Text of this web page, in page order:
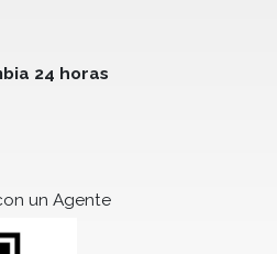
24 horas
un Agente